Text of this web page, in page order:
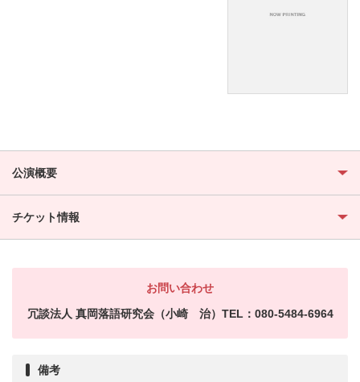
公演概要
チケット情報
お問い合わせ
冗談法人 真岡落語研究会（小崎 治）TEL：080-5484-6964
備考